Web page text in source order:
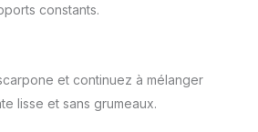
constants.
et continuez à mélanger
lisse et sans grumeaux.